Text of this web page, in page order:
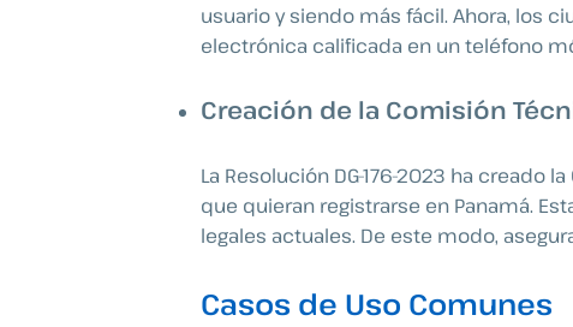
usuario y siendo más fácil. Ahora, los
electrónica calificada en un teléfono
Creación de la Comisión
La Resolución DG-176-2023 ha
que quieran registrarse en Panamá.
legales actuales. De este modo,
Casos de Uso Comunes